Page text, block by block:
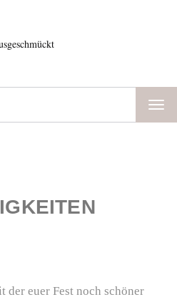
euer Fest noch schöner